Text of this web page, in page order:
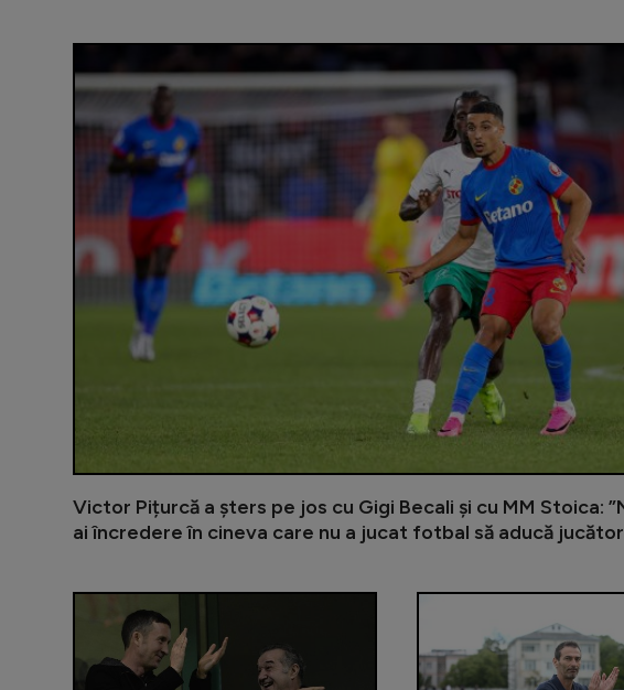
Victor Pițurcă a șters pe jos cu Gigi Becali și cu MM Stoica:
ai încredere în cineva care nu a jucat fotbal să aducă